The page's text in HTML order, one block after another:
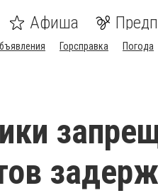
Афиша
Горсправка Погода